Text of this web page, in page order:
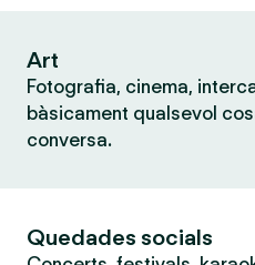
Art
Fotografia, cinema,
bàsicament qualsevol
conversa.
Quedades socials